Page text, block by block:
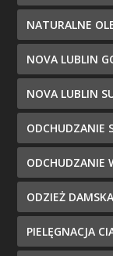
NATURALNE
NOVA LUBLIN
NOVA LUBLIN
ODCHUDZANIE
ODCHUDZANIE
ODZIEŻ
PIELĘGNACJA